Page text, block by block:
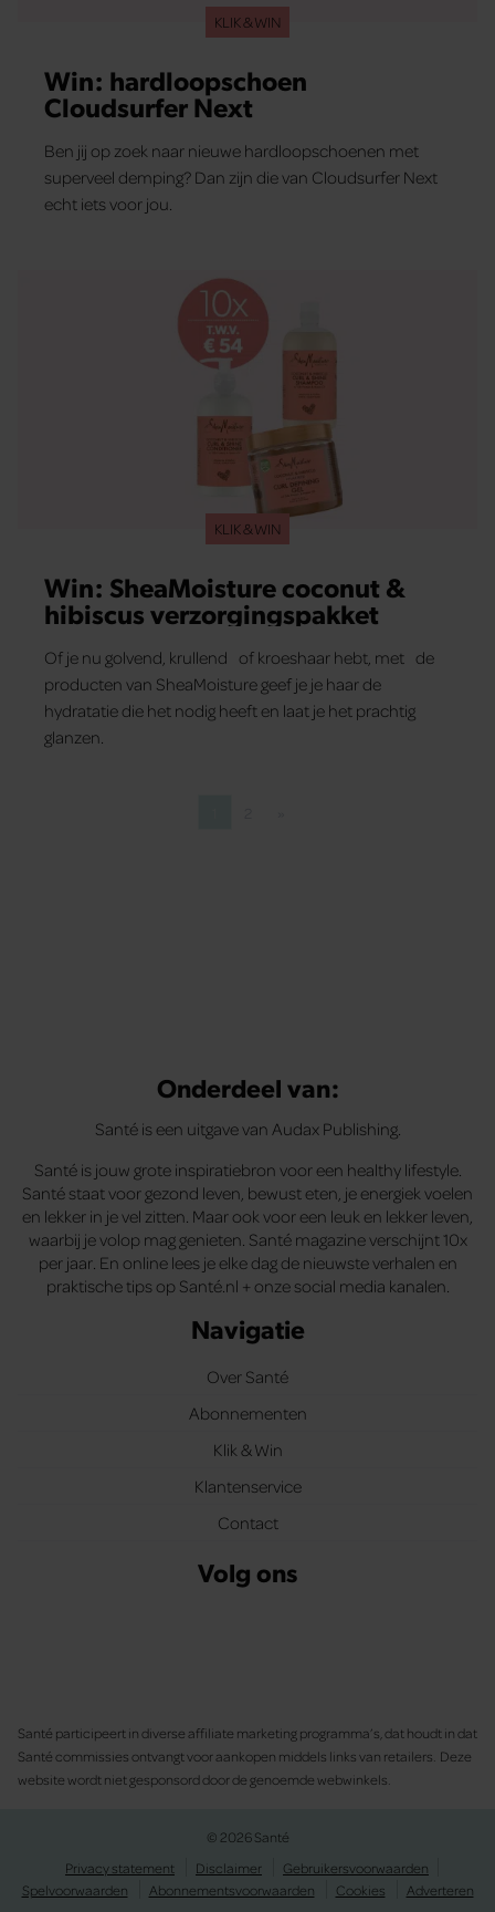
KLIK & WIN
Win: hardloopschoen
Cloudsurfer Next
Ben jij op zoek naar nieuwe hardloopschoenen met
superveel demping? Dan zijn die van Cloudsurfer Next
echt iets voor jou.
KLIK & WIN
Win: SheaMoisture coconut &
hibiscus verzorgingspakket
Of je nu golvend, krullend of kroeshaar hebt, met de
producten van SheaMoisture geef je je haar de
hydratatie die het nodig heeft en laat je het prachtig
glanzen.
Onderdeel van:
Santé is een uitgave van Audax Publishing.
Santé is jouw grote inspiratiebron voor een healthy lifestyle.
Santé staat voor gezond leven, bewust eten, je energiek voelen
en lekker in je vel zitten. Maar ook voor een leuk en lekker leven,
waarbij je volop mag genieten. Santé magazine verschijnt 10x
per jaar. En online lees je elke dag de nieuwste verhalen en
praktische tips op Santé.nl + onze social media kanalen.
Navigatie
Over Santé
Abonnementen
Klik & Win
Klantenservice
Contact
Volg ons
Santé participeert in diverse affiliate marketing programma’s, dat houdt in dat
Santé commissies ontvangt voor aankopen middels links van retailers. Deze
website wordt niet gesponsord door de genoemde webwinkels.
© 2026 Santé
Privacy statement
Disclaimer
Gebruikersvoorwaarden
Spelvoorwaarden
Abonnementsvoorwaarden Cookies
Adverteren